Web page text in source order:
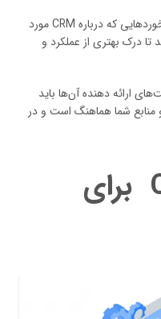
علاوه بر این، مطالعه نظرات کاربران و بازخوردهایی که درباره CRM مورد
تا درک بهتری از عملکرد و
ارائه دهنده آن‌ها باید
منابع شما هماهنگ است و در
بررسی یک CRM برای